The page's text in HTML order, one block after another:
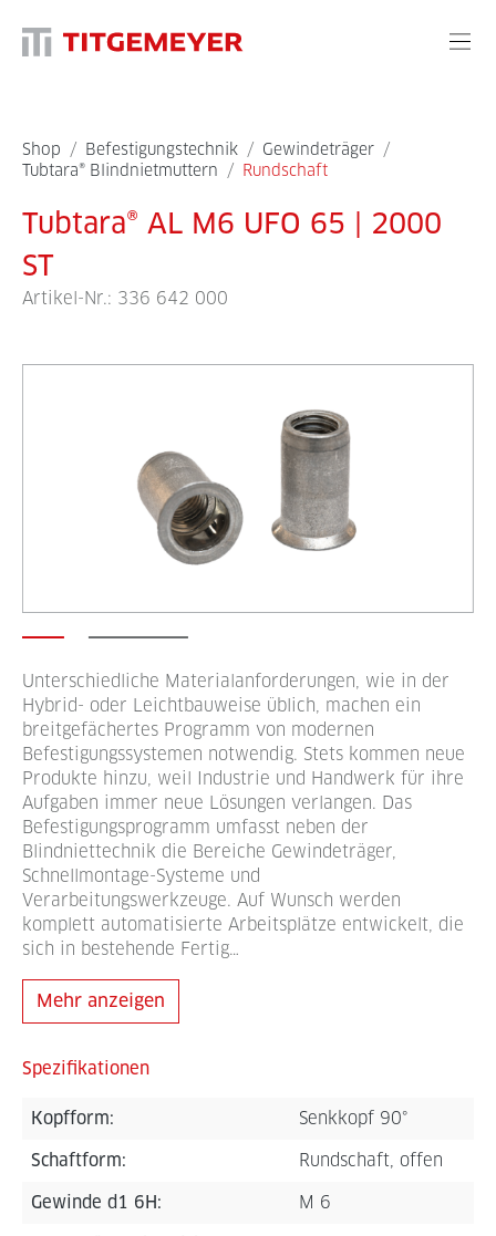
Shop / Befestigungstechnik / Gewindeträger /
Tubtara® Blindnietmuttern / Rundschaft
Tubtara® AL M6 UFO 65 | 2000
ST
Artikel-Nr.: 336 642 000
Unterschiedliche Materialanforderungen, wie in der
Hybrid- oder Leichtbauweise üblich, machen ein
breitgefächertes Programm von modernen
Befestigungssystemen notwendig. Stets kommen neue
Produkte hinzu, weil Industrie und Handwerk für ihre
Aufgaben immer neue Lösungen verlangen. Das
Befestigungsprogramm umfasst neben der
Blindniettechnik die Bereiche Gewindeträger,
Schnellmontage-Systeme und
Verarbeitungswerkzeuge. Auf Wunsch werden
komplett automatisierte Arbeitsplätze entwickelt, die
sich in bestehende Fertig…
Mehr anzeigen
Spezifikationen
Kopfform: Senkkopf 90°
Schaftform: Rundschaft, offen
Gewinde d1 6H: M 6